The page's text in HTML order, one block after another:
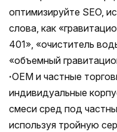
оптимизируйте SEO,
слова, как
401», «очиститель
«объемный
·OEM и частные
индивидуальные
смеси сред под
используя тройную